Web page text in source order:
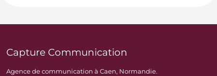
Capture Communication
Agence de communication à Caen, Normandie.